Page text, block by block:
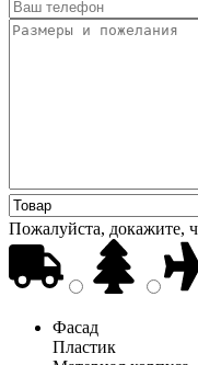
Пожалуйста, докажите,
Фасад
Пластик